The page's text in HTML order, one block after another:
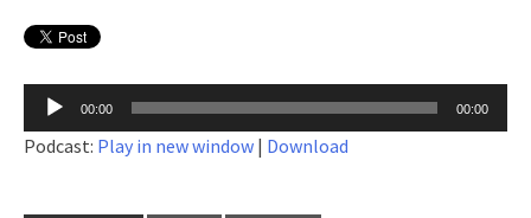
Reproductor
de
audio
00:00 00:00
Podcast: Play in new window | Download